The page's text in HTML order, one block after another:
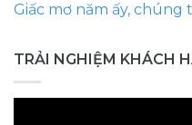
Giấc mơ năm ấy, chúng
TRẢI NGHIỆM KHÁCH